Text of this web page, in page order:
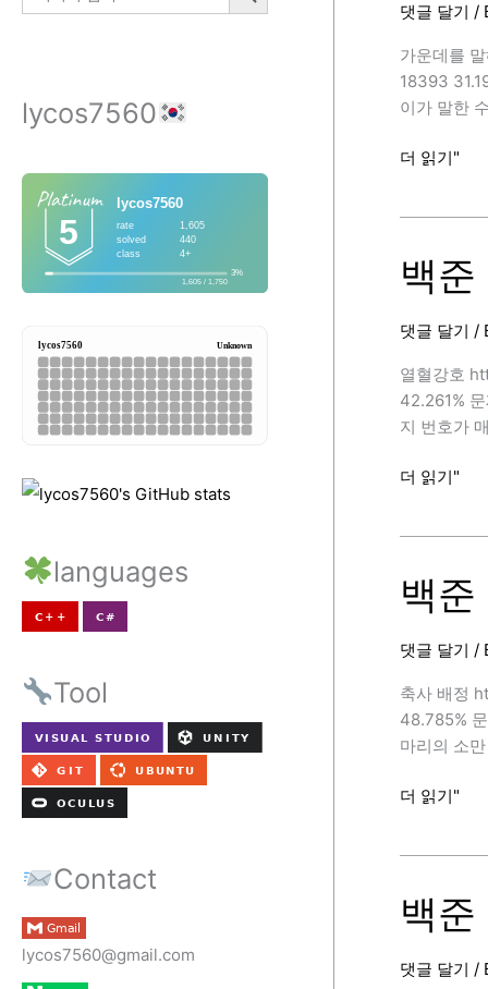
lycos7560
languages
Tool
Contact
lycos7560@gmail.com
증
가
하
는
분
C++)
댓글 달기 /
가운데를
18393
이가 말한
백
(가
운
를
말
해
요,
더 읽기"
백
댓글 달기 /
열혈강호
42.261%
지 번호가
백
(열
혈
호,
C++)
더 읽기"
백
댓글 달기 /
축사 배정
48.785%
마리의 소
백
(축
사
정,
더 읽기"
백
댓글 달기 /